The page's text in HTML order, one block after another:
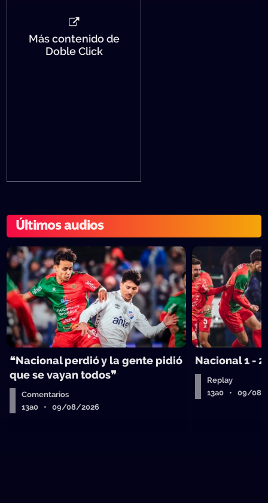
Más contenido de
Doble Click
Últimos audios
❝Nacional perdió y la gente pidió
que se vayan todos❞
Comentarios
13a0 • 09/08/2026
Nacional 1 -
Replay
13a0 • 09/08/